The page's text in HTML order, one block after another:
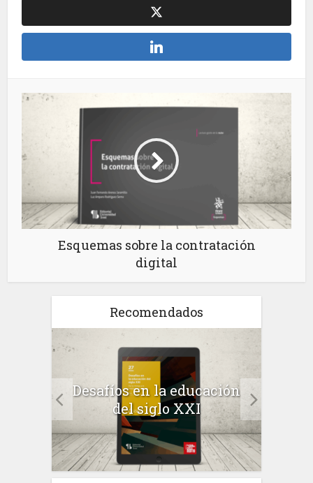
Esquemas sobre la contratación
digital
Recomendados
Desafíos en la educación
del siglo XXI